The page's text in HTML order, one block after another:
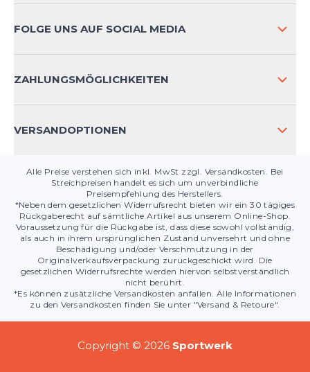
KONTAKT
PRODUKTSICHERHEIT
FOLGE UNS AUF SOCIAL MEDIA
ZAHLUNGSMÖGLICHKEITEN
VERSANDOPTIONEN
Alle Preise verstehen sich inkl. MwSt zzgl. Versandkosten. Bei
Streichpreisen handelt es sich um unverbindliche
Preisempfehlung des Herstellers.
*Neben dem gesetzlichen Widerrufsrecht bieten wir ein 30 tägiges
Rückgaberecht auf sämtliche Artikel aus unserem Online-Shop.
Voraussetzung für die Rückgabe ist, dass diese sowohl vollständig,
als auch in ihrem ursprünglichen Zustand unversehrt und ohne
Beschädigung und/oder Verschmutzung in der
Originalverkaufsverpackung zurückgeschickt wird. Die
gesetzlichen Widerrufsrechte werden hiervon selbstverständlich
nicht berührt.
*Es können zusätzliche Versandkosten anfallen. Alle Informationen
zu den Versandkosten finden Sie unter "Versand & Retoure".
Copyright © 2026 Sportwerk